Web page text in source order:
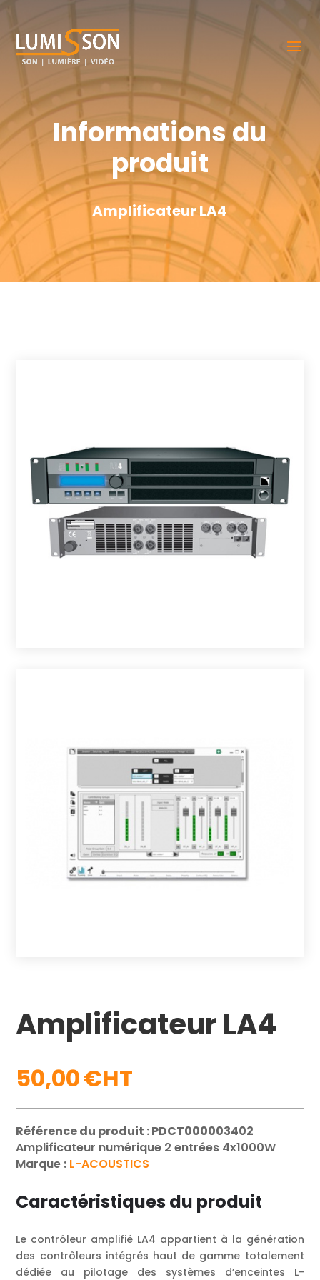
Informations du
produit
Amplificateur LA4
Amplificateur LA4
50,00€
Référence du produit : PDCT000003402
Amplificateur numérique 2 entrées 4x1000W
Marque : L-ACOUSTICS
Caractéristiques du produit
Le contrôleur amplifié LA4 appartient à la génération
des contrôleurs intégrés haut de gamme totalement
dédiée au pilotage des systèmes d’enceintes L-